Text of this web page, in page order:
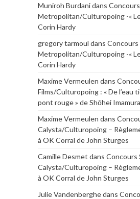
Muniroh Burdanidans Concours
Metropolitan/Culturopoing -«
Corin Hardy
gregory tarmoul dans Concours
Metropolitan/Culturopoing -«
Corin Hardy
Maxime Vermeulen dans
Films/Culturopoing : « De l’eau
pont rouge » de Shōhei Imamura
Maxime Vermeulen dans
Calysta/Culturopoing –
à OK Corral de John Sturges
Camille Desmet dans Concours
Calysta/Culturopoing –
à OK Corral de John Sturges
Julie Vandenberghedans